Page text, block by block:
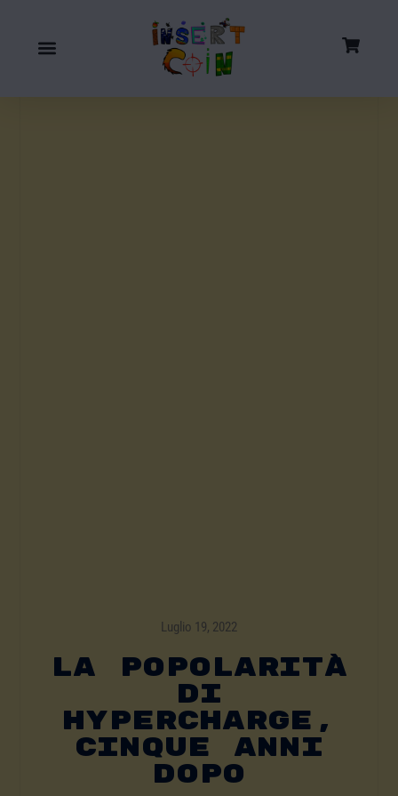
Luglio 19, 2022
La Popolarità
Di
Hypercharge,
Cinque Anni
Dopo